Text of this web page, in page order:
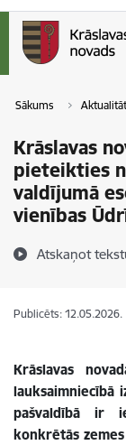
Sākums
Krāslavas
pieteikties
valdījumā
vienības
Atskaņot
Publicēts: 12.05.2026.
Krāslavas
lauksaimniecībā
pašvaldībā ir
konkrētās